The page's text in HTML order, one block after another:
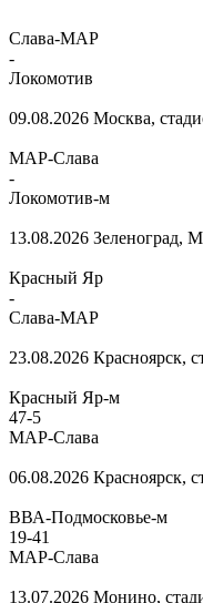
Слава-МАР
-
Локомотив
09.08.2026 Москва,
МАР-Слава
-
Локомотив-м
13.08.2026 Зеленоград,
Красный Яр
-
Слава-МАР
23.08.2026 Красноярск,
Красный Яр-м
47-5
МАР-Слава
06.08.2026 Красноярск,
ВВА-Подмосковье-м
19-41
МАР-Слава
13.07.2026 Монино,